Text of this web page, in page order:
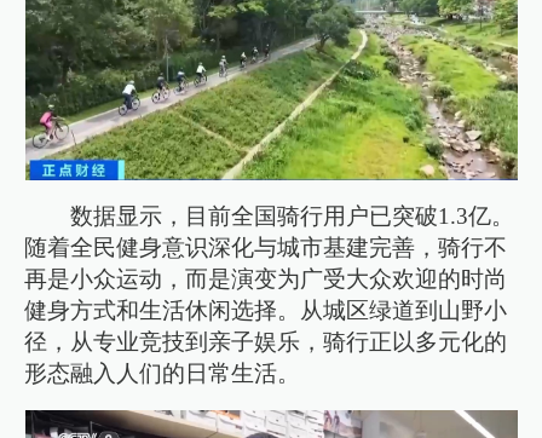
数据显示，目前全国骑行用户已突破1.3亿。
随着全民健身意识深化与城市基建完善，骑行不
再是小众运动，而是演变为广受大众欢迎的时尚
健身方式和生活休闲选择。从城区绿道到山野小
径，从专业竞技到亲子娱乐，骑行正以多元化的
形态融入人们的日常生活。